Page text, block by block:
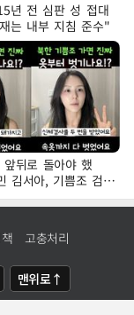
년 전 심판 성 접대
는 내부 지침 준수"
뒤로 돌아야 했
김서아, 기쁨조 검사
고충처리
맨위로↑